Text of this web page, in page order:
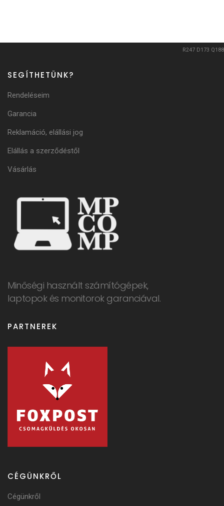
R247 D173 Q188
Minőségi használt számítógépek,
laptopok és monitorok garanciával.
CÉGÜNKRŐL
Cégünkről
SEGÍTHETÜNK?
Rendeléseim
Garancia
Reklamáció, elállási jog
Elállás a szerződéstől
Vásárlás
PARTNEREK